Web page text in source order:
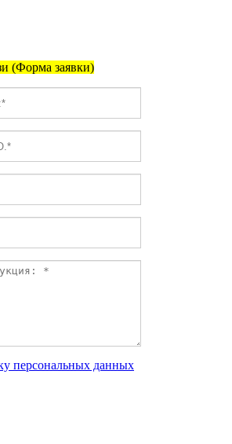
(Форма заявки)
персональных данных